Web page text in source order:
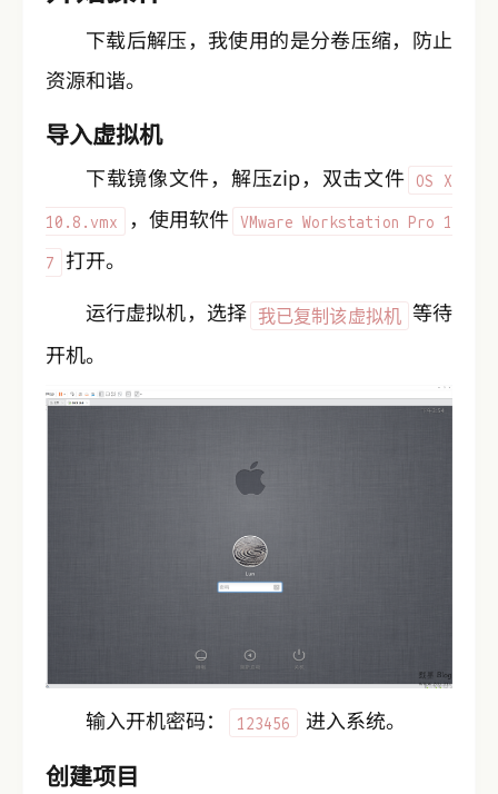
下载后解压，我使用的是分卷压缩，防止
资源和谐。
导入虚拟机
下载镜像文件，解压zip，双击文件 OS X
10.8.vmx
，使用软件 VMware Workstation Pro 1
7 打开。
运行虚拟机，选择 我已复制该虚拟机 等待
开机。
输入开机密码： 123456 进入系统。
创建项目